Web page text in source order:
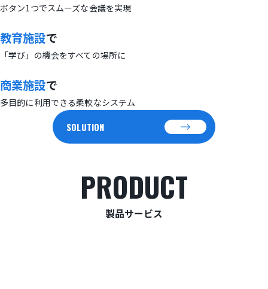
ボタン1つでスムーズな会議を実現
教育施設で
「学び」の機会をすべての場所に
商業施設で
多目的に利用できる柔軟なシステム
SOLUTION
PRODUCT
製品サービス